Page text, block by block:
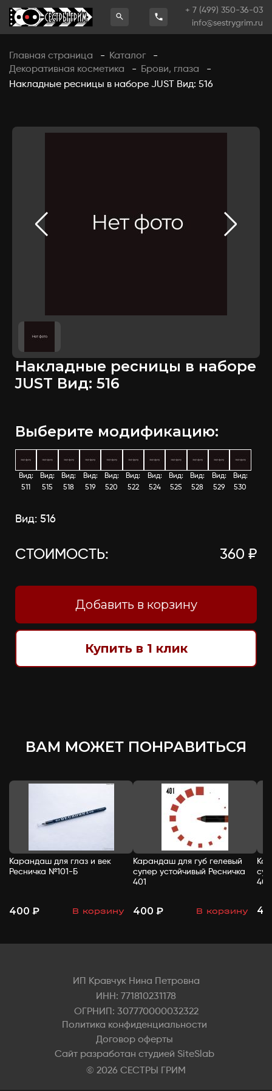
+ 7 (499) 350-36-03
info@sestrygrim.ru
Главная страница - Каталог
-
Декоративная косметика
- Брови, глаза
-
Накладные ресницы в наборе JUST Вид: 516
Накладные ресницы в наборе
JUST Вид: 516
Выберите модификацию:
Вид:
511
Вид:
515
Вид:
518
Вид:
519
Вид:
520
Вид:
522
Вид:
524
Вид:
525
Вид:
528
Вид:
529
Вид:
530
Вид: 516
СТОИМОСТЬ: 360 ₽
Добавить в корзину
Купить в 1 клик
ВАМ МОЖЕТ ПОНРАВИТЬСЯ
Карандаш для глаз и век
Ресничка №101-Б
400 ₽ В корзину
- +
Карандаш для губ гелевый
супер устойчивый Ресничка
401
400 ₽ В корзину
- +
402
ИП Кравчук Нина Петровна
ИНН: 771810231178
ОГРНИП: 307770000032322
Политика конфиденциальности
Договор оферты
Сайт разработан студией SiteSlab
© 2026 СЕСТРЫ ГРИМ